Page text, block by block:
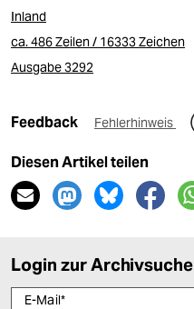
Inland
ca. 486 Zeilen / 16333 Zeichen
Ausgabe 3292
Feedback Fehlerhinweis
Diesen Artikel teilen
Login zur Archivsuche
E-Mail*